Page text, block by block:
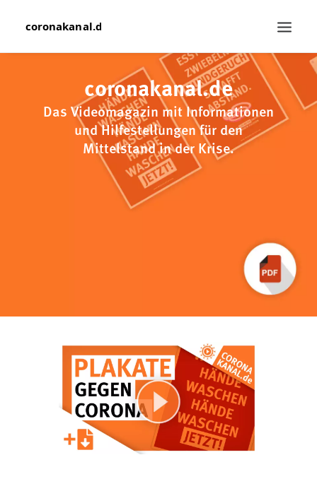
YOUTUBE-KANAL
IHR FEEDBACK
SEARCH
coronakanal.de
Das Videomagazin mit Informationen
und Hilfestellungen für den
Mittelstand in der Krise.